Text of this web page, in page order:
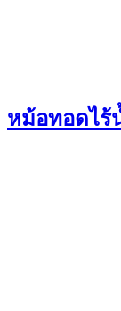
หม้อทอดไร้